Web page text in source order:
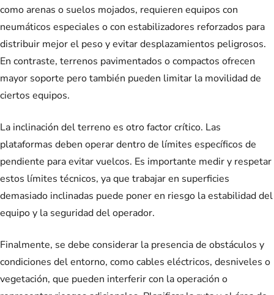
como arenas o suelos mojados, requieren equipos con
neumáticos especiales o con estabilizadores reforzados para
distribuir mejor el peso y evitar desplazamientos peligrosos.
En contraste, terrenos pavimentados o compactos ofrecen
mayor soporte pero también pueden limitar la movilidad de
ciertos equipos.
La inclinación del terreno es otro factor crítico. Las
plataformas deben operar dentro de límites específicos de
pendiente para evitar vuelcos. Es importante medir y respetar
estos límites técnicos, ya que trabajar en superficies
demasiado inclinadas puede poner en riesgo la estabilidad del
equipo y la seguridad del operador.
Finalmente, se debe considerar la presencia de obstáculos y
condiciones del entorno, como cables eléctricos, desniveles o
vegetación, que pueden interferir con la operación o